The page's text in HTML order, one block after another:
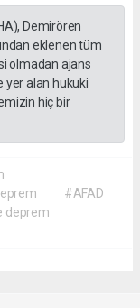
Demirören
eklenen tüm
olmadan ajans
yer alan hukuki
hiç bir
#AFAD
deprem